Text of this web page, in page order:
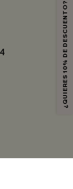
¿QUIERES 10% DE DESCUENTO?